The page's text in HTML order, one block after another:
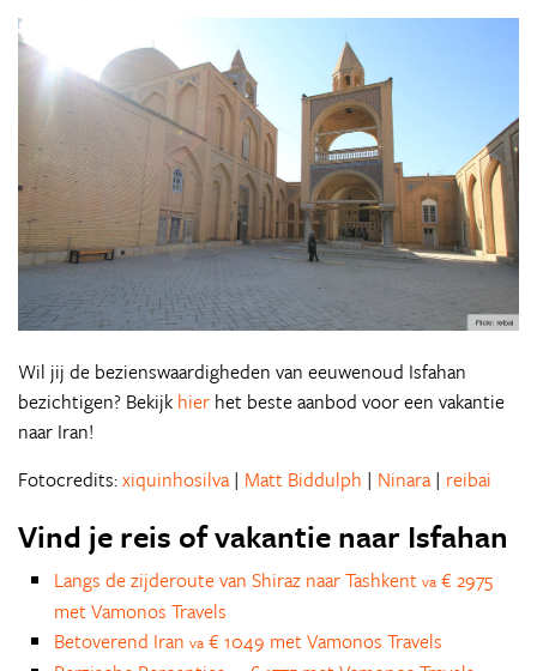
Wil jij de bezienswaardigheden van eeuwenoud Isfahan
bezichtigen? Bekijk hier het beste aanbod voor een vakantie
naar Iran!
Fotocredits:xiquinhosilva | Matt Biddulph | Ninara | reibai
Vind je reis of vakantie naar Isfahan
Langs de zijderoute van Shiraz naar Tashkent va € 2975
met Vamonos Travels
Betoverend Iran va € 1049 met Vamonos Travels